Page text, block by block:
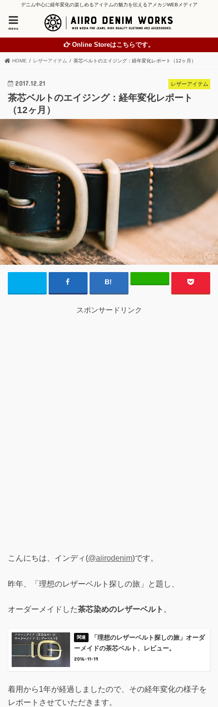
デニム中心に経年変化の楽しめるアイテムの魅力を伝えるアメカジWEBメディア
menu
Online Storeはこちらです。
HOME レザーアイテム 茶芯ベルトのエイジング：経年変化レポート（12ヶ月）
レザーアイテム
2017.12.21
茶芯ベルトのエイジング：経年変化レポート
（12ヶ月）
スポンサードリンク
こんにちは、インディ(@aiirodenim)です。
昨年、「理想のレザーベルト探しの旅」と題し、
オーダーメイドした茶芯染めのレザーベルト 。
「理想のレザーベルト探しの旅」オーダ
ーメイドの茶芯ベルト、レビュー。
2016-11-19
着用から1年が経過しましたので、その経年変化の様子を
レポートさせていただきます。